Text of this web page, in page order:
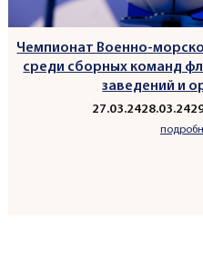
Чемпионат Военно-
среди сборных команд
заведений и
27.03.2428.03.24